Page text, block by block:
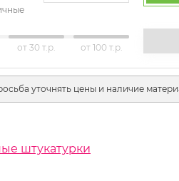
от 30 т.р. от 100 т.р.
уточнять цены и наличие
штукатурки